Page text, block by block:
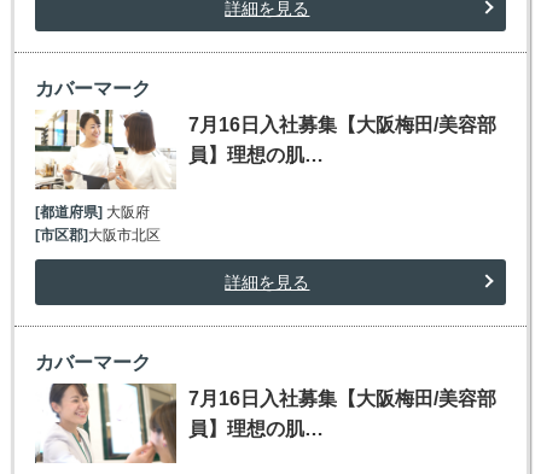
詳細を見る
カバーマーク
7月16日入社募集【大阪梅田/美容部
員】理想の肌…
[都道府県] 大阪府
[市区郡] 大阪市北区
詳細を見る
カバーマーク
7月16日入社募集【大阪梅田/美容部
員】理想の肌…